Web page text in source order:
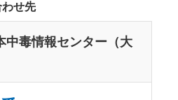
わせ先
中毒情報センター（大